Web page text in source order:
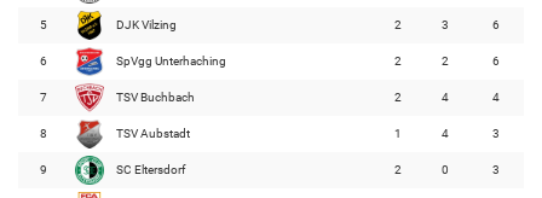
5 DJK Vilzing 2 3 6
6 SpVgg Unterhaching 2 2 6
7 TSV Buchbach 2 4 4
8 TSV Aubstadt 1 4 3
9 SC Eltersdorf 2 0 3